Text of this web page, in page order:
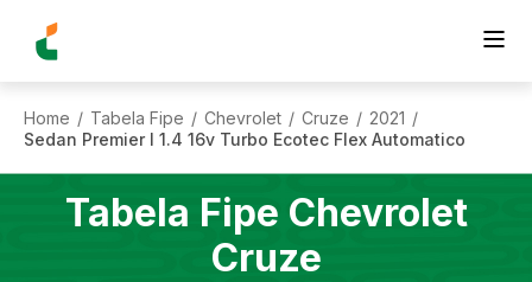
Home / Tabela Fipe / Chevrolet / Cruze / 2021 /
Sedan Premier I 1.4 16v Turbo Ecotec Flex Automatico
Tabela Fipe Chevrolet
Cruze